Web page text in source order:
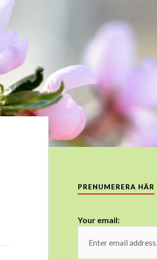
PRENUMERERA HÄR
Your email: